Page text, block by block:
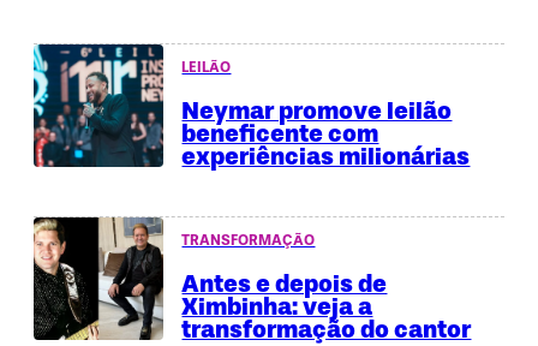
LEILÃO
Neymar promove leilão
beneficente com
experiências milionárias
TRANSFORMAÇÃO
Antes e depois de
Ximbinha: veja a
transformação do cantor